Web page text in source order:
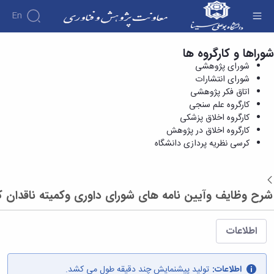
En
درباره
معاونت
درباره
معرفی
معاون
اهداف
و
وظایف
ساختار
سازمانی
مدیر
امور
پژوهشی
رئیس
کتابخانه
پژوهش
پژوهش
هفته
پژوهش
و
فناوری
همکاری
تحقیقاتی
طرح
های
تحقیقاتی
فناوری و
کارآفرینی
مدیریت
کارگروه‌ها
مدیریت‌ها
و واحدها
کتابخانه
مرکزی
و
مرکز
اسناد
ها
فرم های
پژوهشی
فرم
ها
آیین
نامه
های
کرسی نظریه پردازی دانشگاه - معاونت پژوهش و
فناوری
شوراها و کارگروه ها
شورای پژوهشی
شورای انتشارات
اتاق فکر پژوهشی
کارگروه علم سنجی
کارگروه اخلاق پزشکی
کارگروه اخلاق در پژوهش
کرسی نظریه پردازی دانشگاه
شرح وظایف وآیین نامه های شورای داوری وکمیته
اطلاعات
اطلاعات: تولید پیشنمایش چند دقیقه طول می کشد.